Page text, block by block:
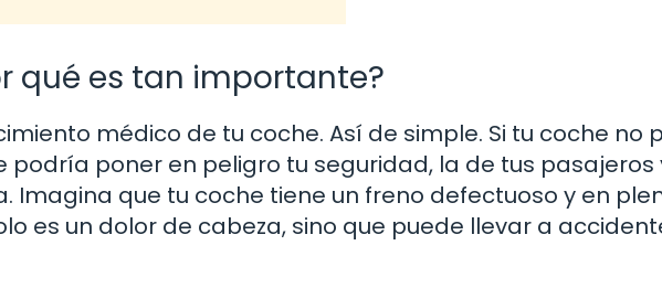
qué es tan importante?
médico de tu coche. Así de simple. Si tu coche no
podría poner en peligro tu seguridad, la de tus pasajeros
Imagina que tu coche tiene un freno defectuoso y en
es un dolor de cabeza, sino que puede llevar a